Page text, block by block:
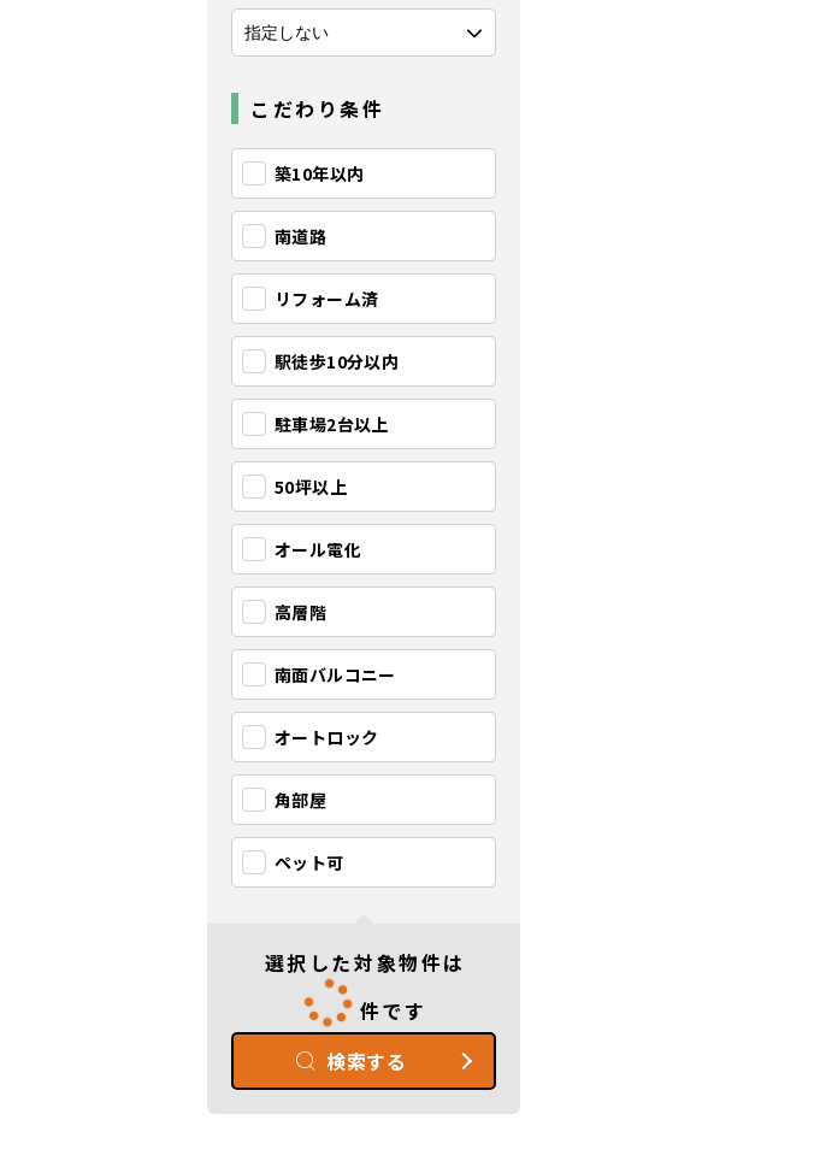
こだわり条件
築10年以内
南道路
リフォーム済
駅徒歩10分以内
駐車場2台以上
50坪以上
オール電化
高層階
南面バルコニー
オートロック
角部屋
ペット可
選択した対象物件は
件です
検索する